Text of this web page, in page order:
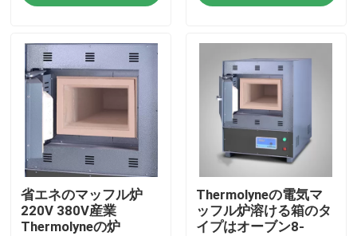
ニュース
すべての場合
実験室のより乾燥したオーブン
工業用乾燥オーブン
省エネのマッフル炉
220V 380V産業
Thermolyneの炉
Thermolyneの電気マ
ッフル炉溶ける箱のタ
イプはオーブン8-